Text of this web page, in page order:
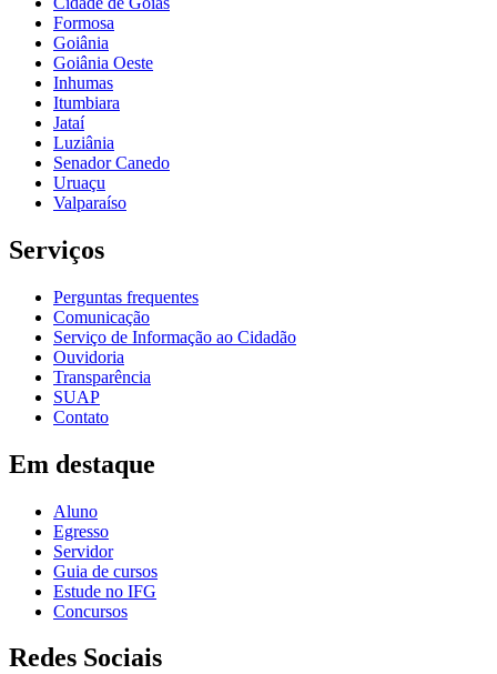
Formosa
Goiânia
Goiânia Oeste
Inhumas
Itumbiara
Jataí
Luziânia
Senador Canedo
Uruaçu
Valparaíso
Serviços
Perguntas frequentes
Comunicação
Serviço de Informação ao Cidadão
Ouvidoria
Transparência
SUAP
Contato
Em destaque
Aluno
Egresso
Servidor
Guia de cursos
Estude no IFG
Concursos
Redes Sociais